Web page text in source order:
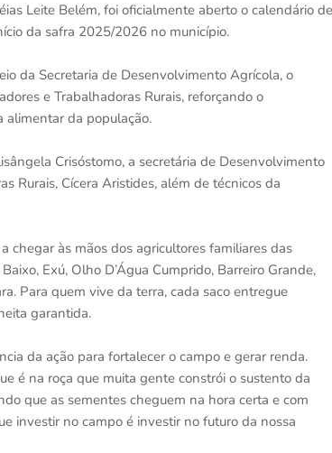
Leite Belém, foi oficialmente aberto o calendário de
da safra 2025/2026 no município.
da Secretaria de Desenvolvimento Agrícola, o
e Trabalhadoras Rurais, reforçando o
alimentar da população.
Crisóstomo, a secretária de Desenvolvimento
Rurais, Cícera Aristides, além de técnicos da
chegar às mãos dos agricultores familiares das
Exú, Olho D’Água Cumprido, Barreiro Grande,
Para quem vive da terra, cada saco entregue
garantida.
da ação para fortalecer o campo e gerar renda.
é na roça que muita gente constrói o sustento da
que as sementes cheguem na hora certa e com
investir no campo é investir no futuro da nossa